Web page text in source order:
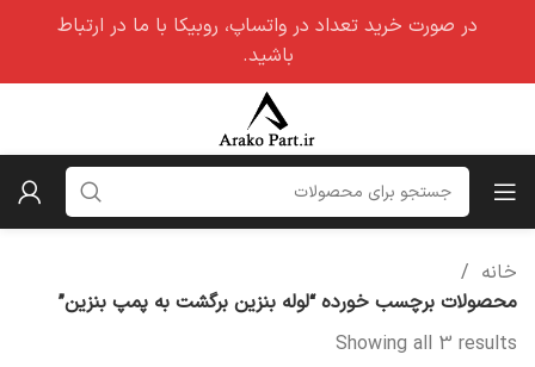
خانه
محصولات برچسب خورده “لوله بنزین برگشت به پمپ بنزین”
Showing all 3 results
در صورت خرید تعداد در واتساپ، روبیکا با ما در ارتباط
باشید.